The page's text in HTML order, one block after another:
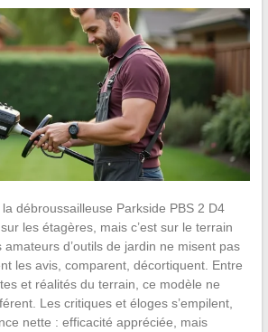
débroussailleuse Parkside PBS 2 D4
les étagères, mais c’est sur le terrain
d’outils de jardin ne misent pas
les avis, comparent, décortiquent. Entre
et réalités du terrain, ce modèle ne
Les critiques et éloges s’empilent,
nette : efficacité appréciée, mais